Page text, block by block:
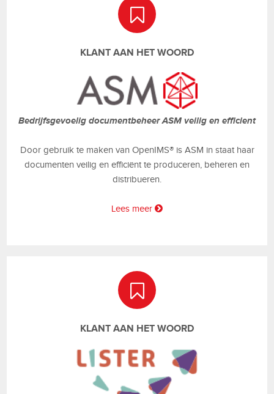
KLANT AAN HET WOORD
Bedrijfsgevoelig documentbeheer ASM veilig en efficient
Door gebruik te maken van OpenIMS® is ASM in staat haar
documenten veilig en efficiënt te produceren, beheren en
distribueren.
Lees meer
KLANT AAN HET WOORD